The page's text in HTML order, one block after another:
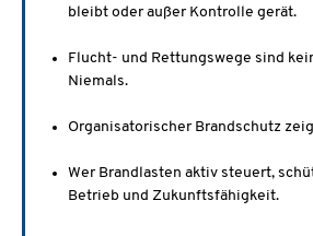
bleibt oder außer Kontrolle gerät.
Flucht- und Rettungswege sind
Niemals.
Organisatorischer Brandschutz
Wer Brandlasten aktiv steuert,
Betrieb und Zukunftsfähigkeit.